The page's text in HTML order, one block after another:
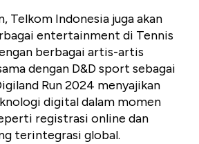
Telkom Indonesia juga akan
entertainment di Tennis
berbagai artis-artis
dengan D&D sport sebagai
Run 2024 menyajikan
digital dalam momen
registrasi online dan
terintegrasi global.